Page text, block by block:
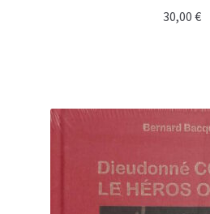
30,00 €